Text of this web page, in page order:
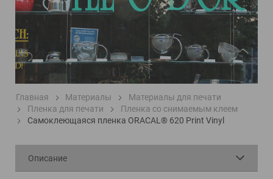
Главная Материалы
Материалы для печати
Пленка для печати
Пленка со снимаемым клеем
Самоклеющаяся пленка ORACAL® 620 Print Vinyl
Описание